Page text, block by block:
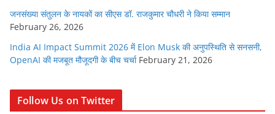
जनसंख्या संतुलन के नायकों का सीएस डॉ. राजकुमार चौधरी ने किया सम्मान
February 26, 2026
India AI Impact Summit 2026 में Elon Musk की अनुपस्थिति से सनसनी,
OpenAI की मजबूत मौजूदगी के बीच चर्चा February 21, 2026
Follow Us on Twitter